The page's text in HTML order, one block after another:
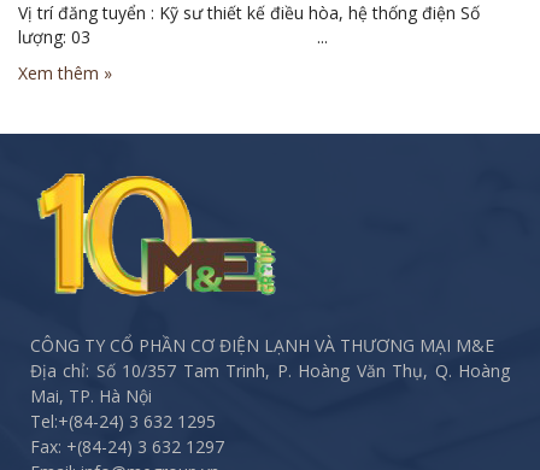
Vị trí đăng tuyển : Kỹ sư thiết kế điều hòa, hệ thống điện Số
lượng: 03 ...
Xem thêm »
CÔNG TY CỔ PHẦN CƠ ĐIỆN LẠNH VÀ THƯƠNG MẠI M&E
Địa chỉ: Số 10/357 Tam Trinh, P. Hoàng Văn Thụ, Q. Hoàng
Mai, TP. Hà Nội
Tel:+(84-24) 3 632 1295
Fax: +(84-24) 3 632 1297